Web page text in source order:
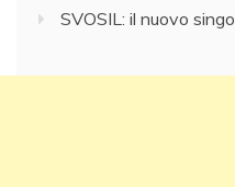
SVOSIL: il nuovo